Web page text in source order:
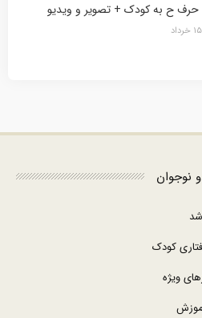
ح به کودک + تصویر و ویدیو
نوجوان
کودک
ویژه